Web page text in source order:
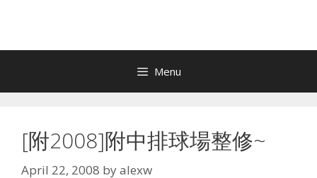
Menu
[附2008]附中排球場整修~
April 22, 2008 byalexw